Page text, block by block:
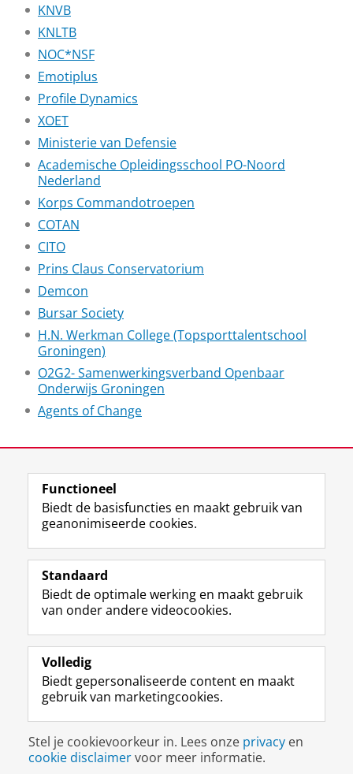
KNVB
KNLTB
NOC*NSF
Emotiplus
Profile Dynamics
XOET
Ministerie van Defensie
Academische Opleidingsschool PO-Noord
Nederland
Korps Commandotroepen
COTAN
CITO
Prins Claus Conservatorium
Demcon
Bursar Society
H.N. Werkman College (Topsporttalentschool
Groningen)
O2G2- Samenwerkingsverband Openbaar
Onderwijs Groningen
Agents of Change
View this page in:English
Volg de RUG
F
a
e
b
o
p
a
i
n
a
L
i
k
e
I
-
p
g
i
n
R
S
-
f
e
R
k
s
u
I
n
t
r
m
c
c
o
Y
o
T
e
k
a
a
Studiekiezers
Alumni
Over ons
Disclaimer & Copyright
Inloggen
Functioneel
Biedt de basisfuncties en maakt gebruik van
geanonimiseerde cookies.
Standaard
Biedt de optimale werking en maakt gebruik
van onder andere videocookies.
Volledig
Biedt gepersonaliseerde content en maakt
gebruik van marketingcookies.
Stel je cookievoorkeur in. Lees onze privacy en
cookie disclaimervoor meer informatie.